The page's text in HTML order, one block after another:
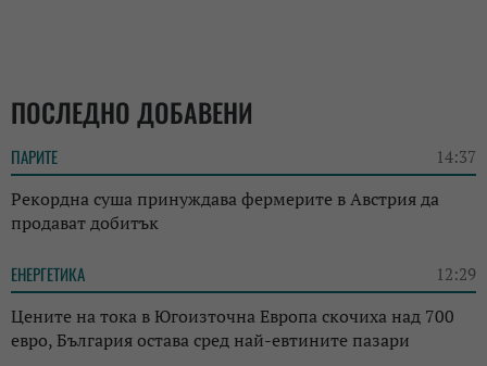
ПОСЛЕДНО ДОБАВЕНИ
ПАРИТЕ 14:37
Рекордна суша принуждава фермерите в Австрия да
продават добитък
ЕНЕРГЕТИКА 12:29
Цените на тока в Югоизточна Европа скочиха над 700
евро, България остава сред най-евтините пазари